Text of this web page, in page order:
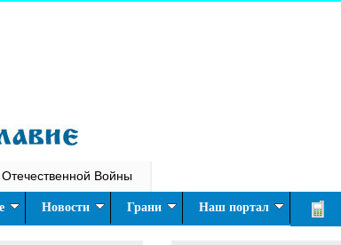
Войны
Новости Грани Наш портал